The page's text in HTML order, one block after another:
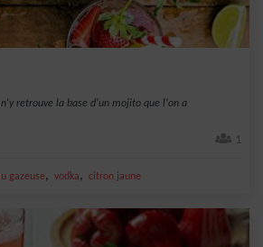
retrouve la base d'un mojito que l'on a
1
gazeuse, vodka, citron jaune